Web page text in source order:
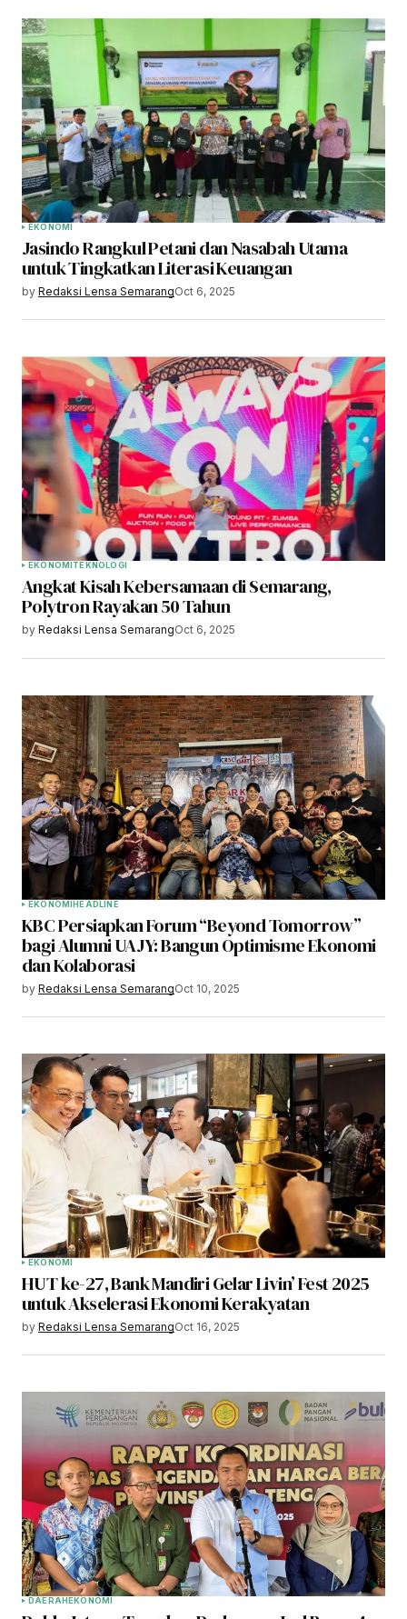
EKONOMI
Jasindo Rangkul Petani dan Nasabah Utama
untuk Tingkatkan Literasi Keuangan
by Redaksi Lensa SemarangOct 6, 2025
EKONOMI TEKNOLOGI
Angkat Kisah Kebersamaan di Semarang,
Polytron Rayakan 50 Tahun
by Redaksi Lensa SemarangOct 6, 2025
EKONOMIHEADLINE
KBC Persiapkan Forum “Beyond Tomorrow”
bagi Alumni UAJY: Bangun Optimisme Ekonomi
dan Kolaborasi
by Redaksi Lensa SemarangOct 10, 2025
EKONOMI
HUT ke-27, Bank Mandiri Gelar Livin’ Fest 2025
untuk Akselerasi Ekonomi Kerakyatan
by Redaksi Lensa SemarangOct 16, 2025
DAERAHEKONOMI